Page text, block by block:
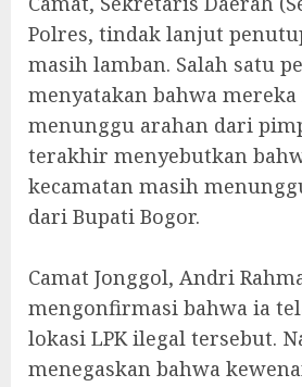
Polres, tindak lanjut
masih lamban. Salah satu
menyatakan bahwa mereka
menunggu arahan dari
terakhir menyebutkan
kecamatan masih
dari Bupati Bogor.
‎Camat Jonggol, Andri
mengonfirmasi bahwa ia
lokasi LPK ilegal tersebut.
menegaskan bahwa